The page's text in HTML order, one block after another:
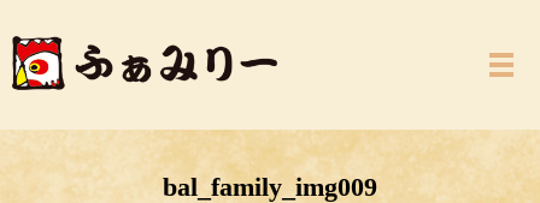
メ
bal_family_img009